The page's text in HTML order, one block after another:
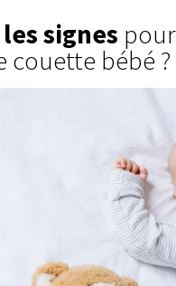
les signes pour
couette bébé ?